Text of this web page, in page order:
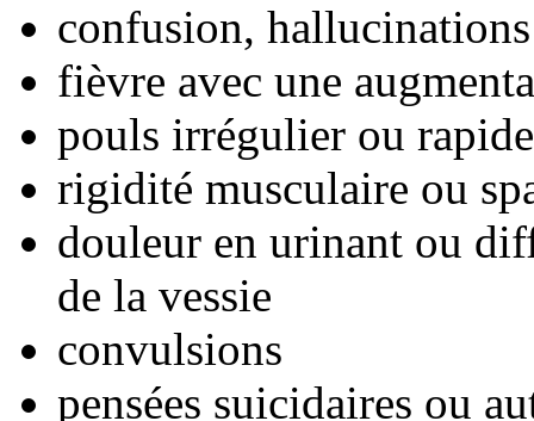
confusion, hallucinations
fièvre avec une
pouls irrégulier ou
rigidité musculaire ou
douleur en urinant ou
de la vessie
convulsions
pensées suicidaires ou